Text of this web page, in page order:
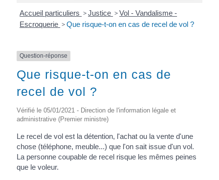
Accueil particuliers >Justice >Vol - Vandalisme -
Escroquerie >Que risque-t-on en cas de recel de vol ?
Question-réponse
Que risque-t-on en cas de
recel de vol ?
Vérifié le 05/01/2021 - Direction de l'information légale et
administrative (Premier ministre)
Le recel de vol est la détention, l'achat ou la vente d'une
chose (téléphone, meuble...) que l'on sait issue d'un vol.
La personne coupable de recel risque les mêmes peines
que le voleur.